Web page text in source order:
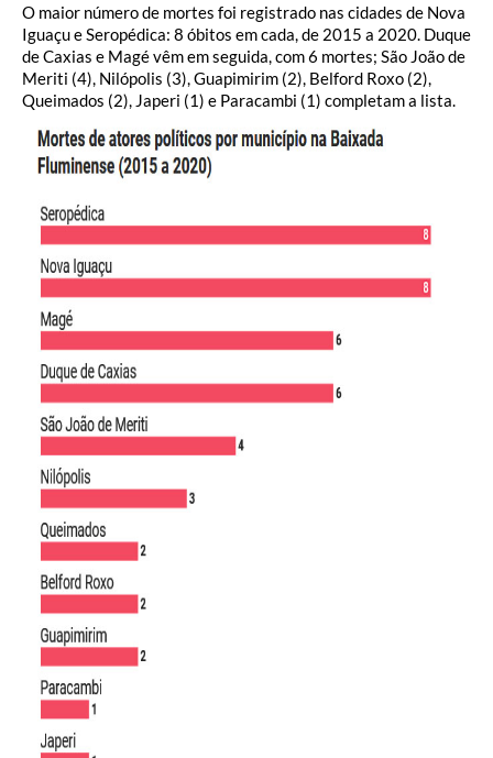
O maior número de mortes foi registrado nas cidades de Nova
Iguaçu e Seropédica: 8 óbitos em cada, de 2015 a 2020. Duque
de Caxias e Magé vêm em seguida, com 6 mortes; São João de
Meriti (4), Nilópolis (3), Guapimirim (2), Belford Roxo (2),
Queimados (2), Japeri (1) e Paracambi (1) completam a lista.